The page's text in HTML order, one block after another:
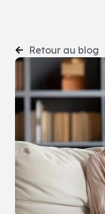
Retour au blog